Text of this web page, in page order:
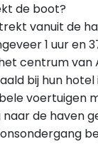
de boot?
vanuit de
1 uur en
centrum van
bij hun hotel
voertuigen
de haven